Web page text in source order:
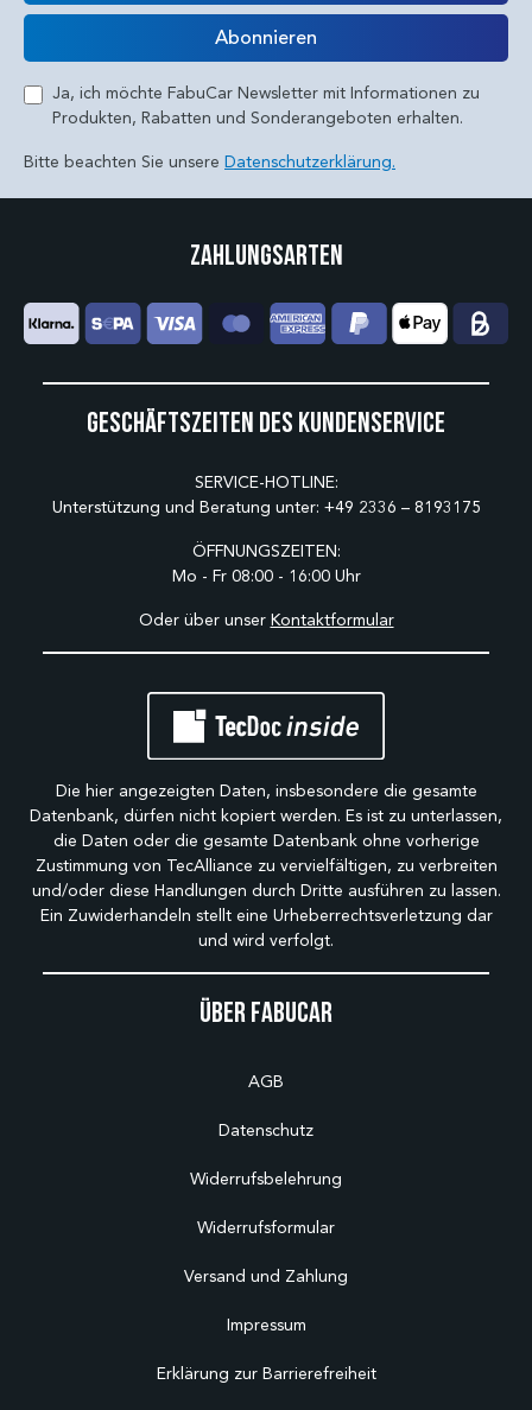
E-Mail
Abonnieren
Ja, ich möchte FabuCar Newsletter mit Informationen zu
Produkten, Rabatten und Sonderangeboten erhalten.
Bitte beachten Sie unsere Datenschutzerklärung.
Über Fabucar
AGB
Datenschutz
Widerrufsbelehrung
Widerrufsformular
Versand und Zahlung
Impressum
Erklärung zur Barrierefreiheit
Geschäftszeiten des Kundenservice
SERVICE-HOTLINE:
Unterstützung und Beratung unter: +49 2336 – 8193175
ÖFFNUNGSZEITEN:
Mo - Fr 08:00 - 16:00 Uhr
Oder über unser Kontaktformular
Zahlungsarten
Die hier angezeigten Daten, insbesondere die gesamte
Datenbank, dürfen nicht kopiert werden. Es ist zu unterlassen,
die Daten oder die gesamte Datenbank ohne vorherige
Zustimmung von TecAlliance zu vervielfältigen, zu verbreiten
und/oder diese Handlungen durch Dritte ausführen zu lassen.
Ein Zuwiderhandeln stellt eine Urheberrechtsverletzung dar
und wird verfolgt.